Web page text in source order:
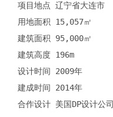
项目地点 辽宁省大连市
用地面积 15,057㎡
建筑面积 95,000㎡
建筑高度 196m
设计时间 2009年
建成时间 2014年
合作设计 美国DP设计公司